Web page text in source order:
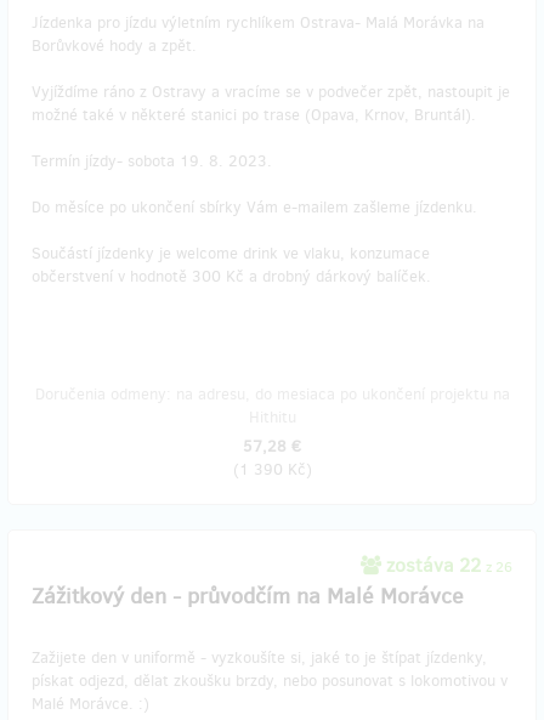
Jízdenka pro jízdu výletním rychlíkem Ostrava- Malá Morávka na
Borůvkové hody a zpět.
Vyjíždíme ráno z Ostravy a vracíme se v podvečer zpět, nastoupit je
možné také v některé stanici po trase (Opava, Krnov, Bruntál).
Termín jízdy- sobota 19. 8. 2023.
Do měsíce po ukončení sbírky Vám e-mailem zašleme jízdenku.
Součástí jízdenky je welcome drink ve vlaku, konzumace
občerstvení v hodnotě 300 Kč a drobný dárkový balíček.
57,28 €
(1 390 Kč)
zostáva 22 z 26
Zážitkový den - průvodčím na Malé Morávce
Zažijete den v uniformě - vyzkoušíte si, jaké to je štípat jízdenky,
pískat odjezd, dělat zkoušku brzdy, nebo posunovat s lokomotivou v
Malé Morávce. :)